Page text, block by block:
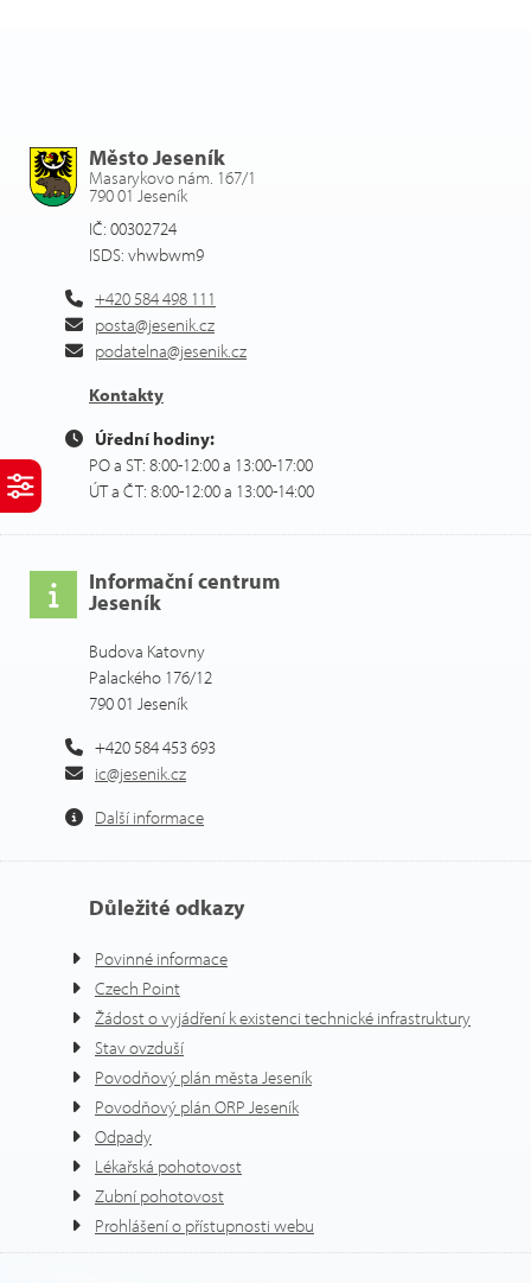
Město Jeseník
Masarykovo nám. 167/1
790 01 Jeseník
IČ: 00302724
ISDS: vhwbwm9
+420 584 498 111
posta@jesenik.cz
podatelna@jesenik.cz
Kontakty
Úřední hodiny:
PO a ST: 8:00-12:00 a 13:00-17:00
ÚT a ČT: 8:00-12:00 a 13:00-14:00
Informační centrum
Jeseník
Budova Katovny
Palackého 176/12
790 01 Jeseník
+420 584 453 693
ic@jesenik.cz
Další informace
Důležité odkazy
Povinné informace
Czech Point
Žádost o vyjádření k existenci technické infrastruktury
Stav ovzduší
Povodňový plán města Jeseník
Povodňový plán ORP Jeseník
Odpady
Lékařská pohotovost
Zubní pohotovost
Prohlášení o přístupnosti webu